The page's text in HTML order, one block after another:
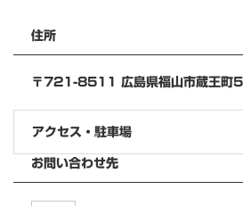
住所
〒721-8511 広島県福山市蔵王町
アクセス・駐車場
お問い合わせ先